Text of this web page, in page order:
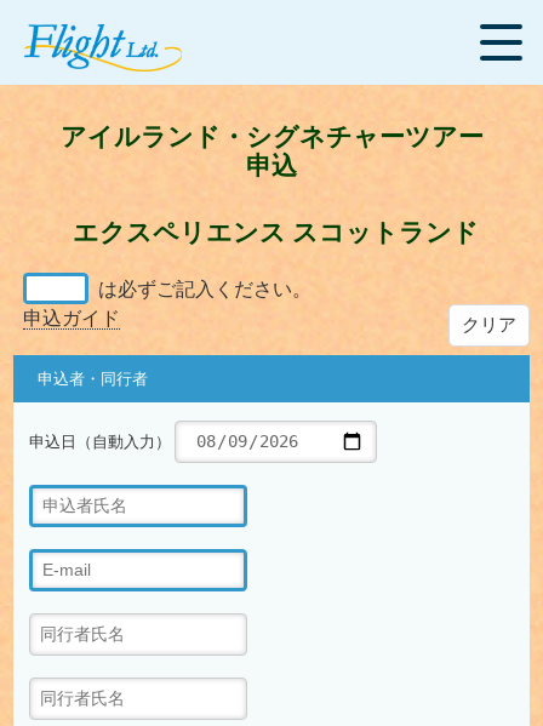
アイルランド・シグネチャーツアー
申込
エクスペリエンス スコットランド
は必ずご記入ください。
申込ガイド
クリア
申込者・同行者
申込日（自動入力）